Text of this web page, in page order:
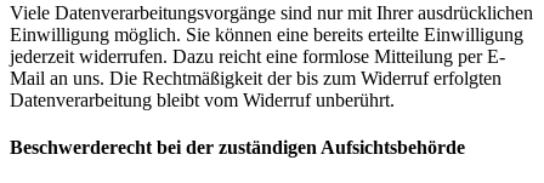
Viele Datenverarbeitungsvorgänge sind nur mit Ihrer ausdrücklichen
Einwilligung möglich. Sie können eine bereits erteilte Einwilligung
jederzeit widerrufen. Dazu reicht eine formlose Mitteilung per E-
Mail an uns. Die Rechtmäßigkeit der bis zum Widerruf erfolgten
Datenverarbeitung bleibt vom Widerruf unberührt.
Beschwerderecht bei der zuständigen Aufsichtsbehörde